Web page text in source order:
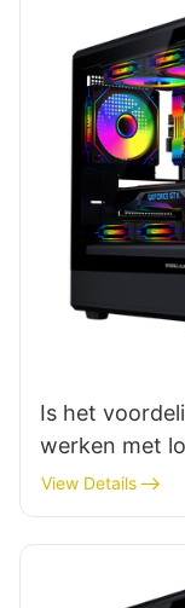
Is het
werken met
van gaming-
View Details